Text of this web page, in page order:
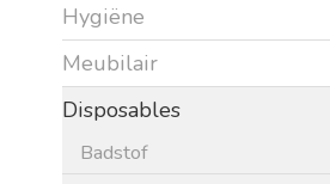
Hygiëne
Meubilair
Disposables
Badstof